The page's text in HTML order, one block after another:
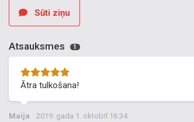
Sūti ziņu
Atsauksmes 1
Ātra tulkošana!
Maija 2019. gada 1. oktobrī 16:34